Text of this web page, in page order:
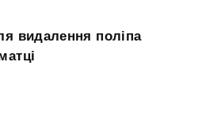
видалення поліпа